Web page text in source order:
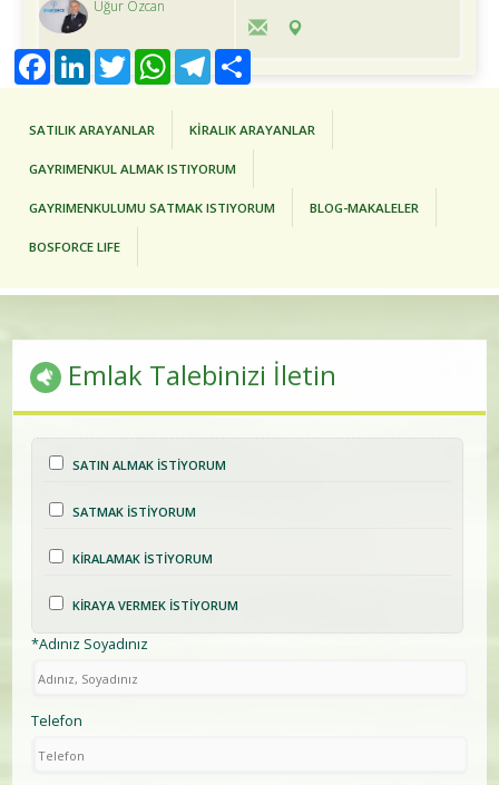
Uğur Özcan
SATILIK ARAYANLAR KİRALIK ARAYANLAR
GAYRIMENKUL ALMAK ISTIYORUM
GAYRIMENKULUMU SATMAK ISTIYORUM BLOG-MAKALELER
BOSFORCE LIFE
Emlak Talebinizi İletin
SATIN ALMAK İSTİYORUM
SATMAK İSTİYORUM
KİRALAMAK İSTİYORUM
KİRAYA VERMEK İSTİYORUM
*Adınız Soyadınız
Telefon
FacebookLinkedInTwitter WhatsAppTelegram